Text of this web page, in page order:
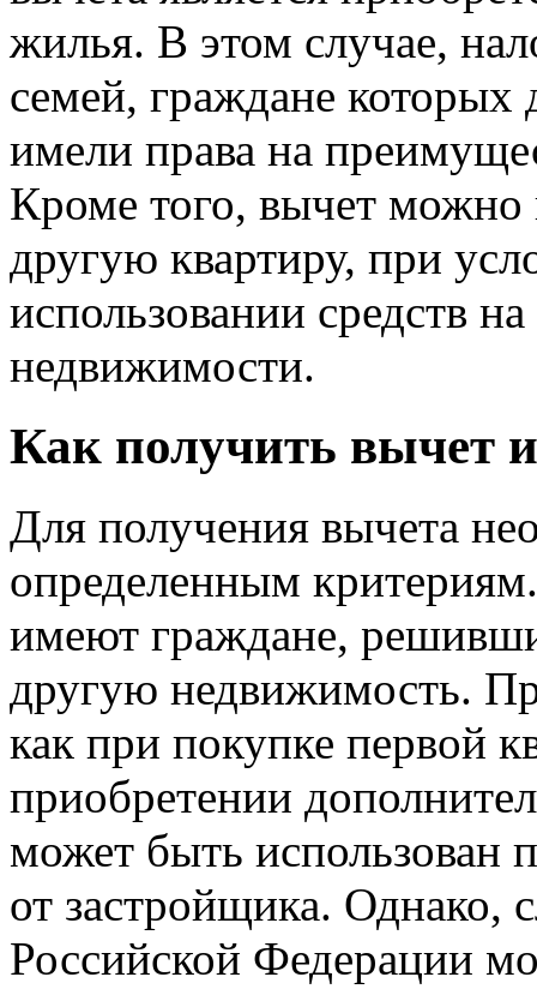
жилья. В этом случае,
семей, граждане которых
имели права на
Кроме того, вычет можно
другую квартиру, при
использовании средств
недвижимости.
Как получить вычет
Для получения вычета
определенным
имеют граждане,
другую недвижимость.
как при покупке первой
приобретении
может быть использован
от застройщика. Однако,
Российской Федерации